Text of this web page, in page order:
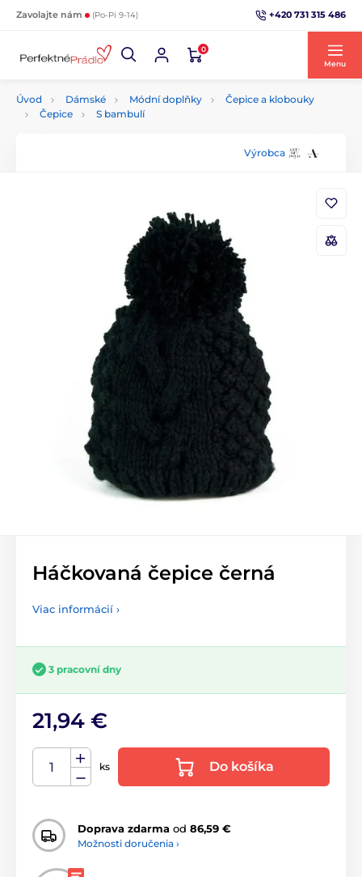
Zavolajte nám (Po-Pi 9-14) +420 731 315 486
0
Menu
Úvod Dámské Módní doplňky
Čepice a klobouky
Čepice
S bambulí
Výrobca
Háčkovaná čepice černá
Viac informácií ›
3 pracovní dny
21,94 €
ks Do košíka
Doprava zdarma od 86,59 €
Možnosti doručenia ›